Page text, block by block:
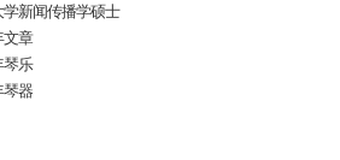
新闻传播学硕士
文章
琴乐
琴器